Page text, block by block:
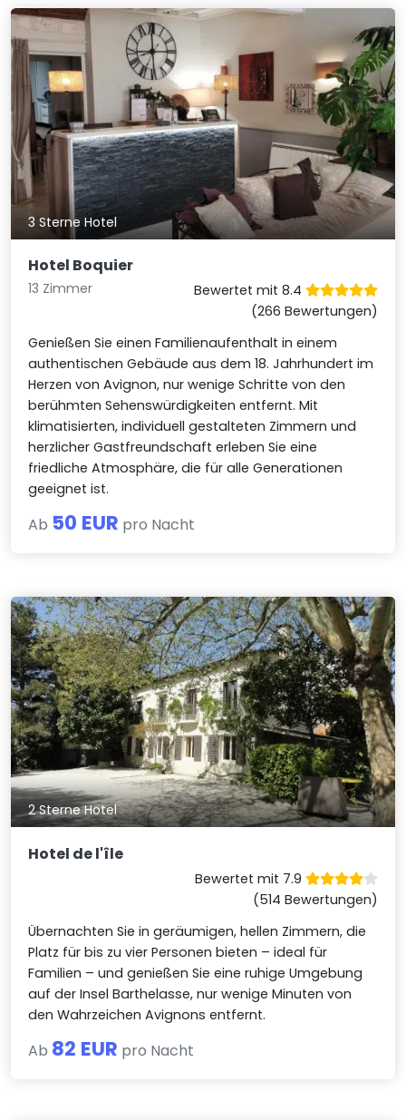
3 Sterne Hotel
Hotel Boquier
13 Zimmer
Bewertet mit 8.4
(266 Bewertungen)
Genießen Sie einen Familienaufenthalt in einem
authentischen Gebäude aus dem 18. Jahrhundert im
Herzen von Avignon, nur wenige Schritte von den
berühmten Sehenswürdigkeiten entfernt. Mit
klimatisierten, individuell gestalteten Zimmern und
herzlicher Gastfreundschaft erleben Sie eine
friedliche Atmosphäre, die für alle Generationen
geeignet ist.
Ab 50 EUR pro Nacht
2 Sterne Hotel
Hotel de l'île
Bewertet mit 7.9
(514 Bewertungen)
Übernachten Sie in geräumigen, hellen Zimmern, die
Platz für bis zu vier Personen bieten – ideal für
Familien – und genießen Sie eine ruhige Umgebung
auf der Insel Barthelasse, nur wenige Minuten von
den Wahrzeichen Avignons entfernt.
Ab 82 EUR pro Nacht